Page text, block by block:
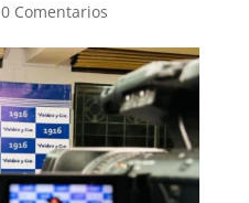
0 Comentarios